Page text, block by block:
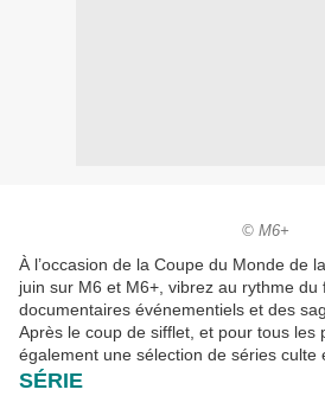
© M6+
À l’occasion de la Coupe du Monde de
juin sur M6 et M6+, vibrez au rythme du
documentaires événementiels et des
Après le coup de sifflet, et pour tous les
également une sélection de séries culte
SÉRIE